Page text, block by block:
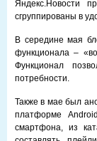
Яндекс.Новости
сгруппированы в
В середине мая
функционала –
Функционал
потребности.
Также в мае был
платформе
смартфона, из